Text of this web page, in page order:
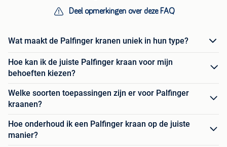
Deel opmerkingen over deze FAQ
Wat maakt de Palfinger kranen uniek in hun type?
Hoe kan ik de juiste Palfinger kraan voor mijn
behoeften kiezen?
Welke soorten toepassingen zijn er voor Palfinger
kraanen?
Hoe onderhoud ik een Palfinger kraan op de juiste
manier?